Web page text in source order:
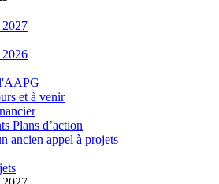
2027
2026
et à venir
Plans d’action
ancien appel à projets